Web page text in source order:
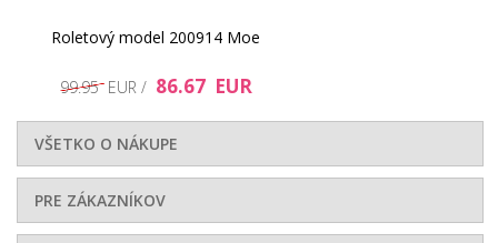
Roletový model 200914 Moe
99.95 EUR / 86.67 EUR
VŠETKO O NÁKUPE
PRE ZÁKAZNÍKOV